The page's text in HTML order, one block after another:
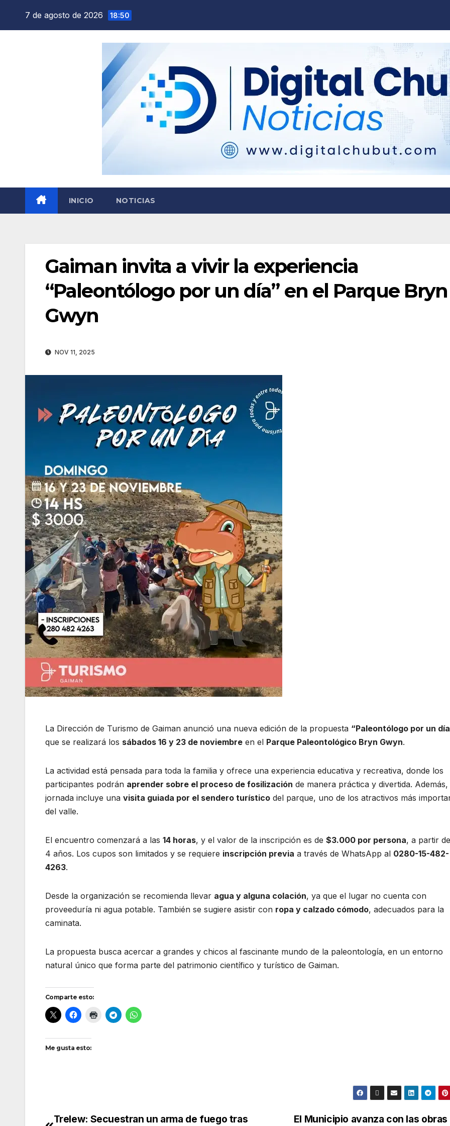
7 de agosto de 2026 18:50
INICIO NOTICIAS
Gaiman invita a vivir la experiencia
“Paleontólogo por un día” en el Parque Bryn
Gwyn
NOV 11, 2025
La Dirección de Turismo de Gaiman anunció una nueva edición de la propuesta “Paleontólogo por un
que se realizará los sábados 16 y 23 de noviembre en el Parque Paleontológico Bryn Gwyn.
La actividad está pensada para toda la familia y ofrece una experiencia educativa y recreativa, donde los
participantes podrán aprender sobre el proceso de fosilización de manera práctica y divertida. Además,
jornada incluye una visita guiada por el sendero turístico del parque, uno de los atractivos más
del valle.
El encuentro comenzará a las 14 horas, y el valor de la inscripción es de $3.000 por persona, a partir
4 años. Los cupos son limitados y se requiere inscripción previa a través de WhatsApp al 0280-15-482-
4263.
Desde la organización se recomienda llevar agua y alguna colación, ya que el lugar no cuenta con
proveeduría ni agua potable. También se sugiere asistir con ropa y calzado cómodo, adecuados para la
caminata.
La propuesta busca acercar a grandes y chicos al fascinante mundo de la paleontología, en un entorno
natural único que forma parte del patrimonio científico y turístico de Gaiman.
Comparte esto:
Me gusta esto:
El Municipio avanza con las obras
Trelew: Secuestran un arma de fuego tras